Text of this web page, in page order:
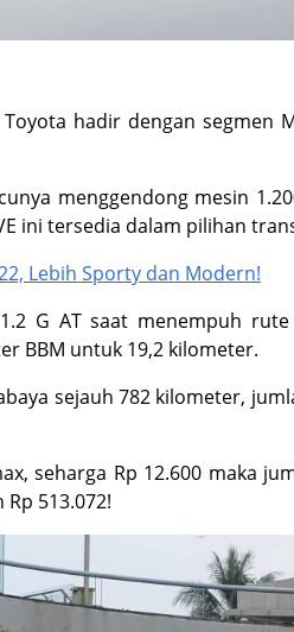
hadir dengan segmen
menggendong mesin
ini tersedia dalam pilihan
Lebih Sporty dan Modern!
G AT saat menempuh
BBM untuk 19,2 kilometer.
sejauh 782 kilometer,
seharga Rp 12.600 maka
513.072!